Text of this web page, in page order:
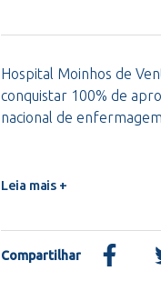
Hospital Moinhos de
conquistar 100% de
nacional de
Leia mais +
Compartilhar